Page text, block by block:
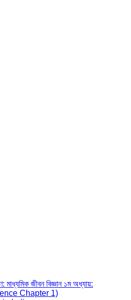
মাধ্যমিক জীবন বিজ্ঞান ১ম অধ্যায়:
Chapter 1)